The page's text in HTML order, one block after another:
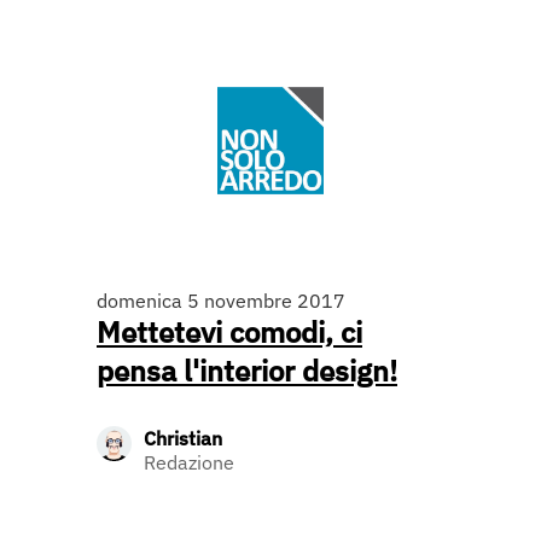
domenica 5 novembre 2017
Mettetevi comodi, ci
pensa l'interior design!
Christian
Redazione